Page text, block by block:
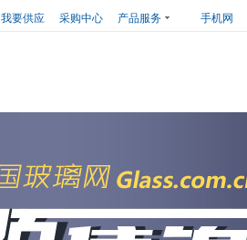
我要供应 采购中心 产品服务 手机网